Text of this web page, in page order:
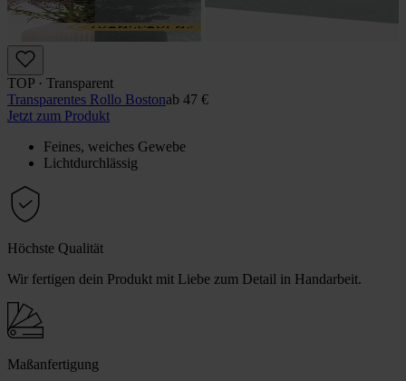
TOP · Transparent
Transparentes Rollo Bostonab 47 €
Jetzt zum Produkt
Feines, weiches Gewebe
Lichtdurchlässig
Höchste Qualität
Wir fertigen dein Produkt mit Liebe zum Detail in Handarbeit.
Maßanfertigung